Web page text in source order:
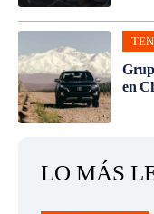
en
LO MÁS